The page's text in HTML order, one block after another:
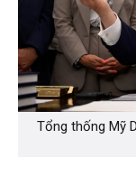
Tổng thống Mỹ